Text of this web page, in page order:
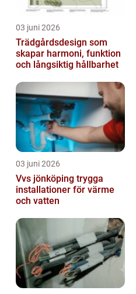
03 juni 2026
Trädgårdsdesign som
skapar harmoni, funktion
och långsiktig hållbarhet
03 juni 2026
Vvs jönköping trygga
installationer för värme
och vatten